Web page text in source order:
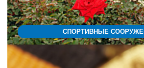
СПОРТИВНЫЕ